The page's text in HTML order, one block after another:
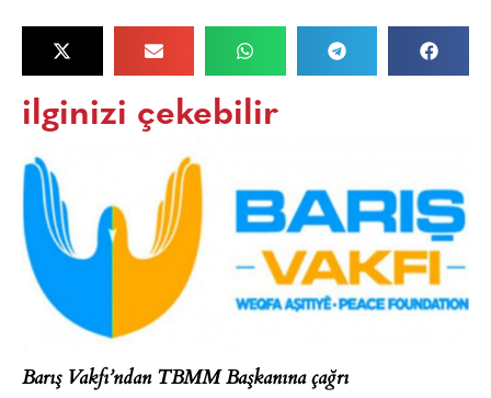
ilginizi çekebilir
Barış Vakfı’ndan TBMM Başkanına çağrı